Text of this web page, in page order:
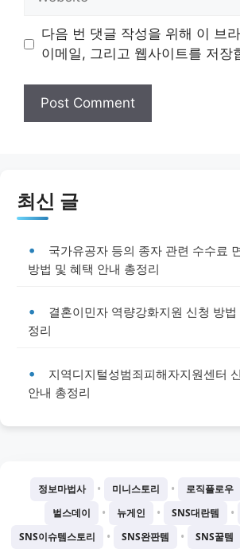
다음 번 댓글 작성을 위해 이 브
이메일, 그리고 웹사이트를 저장
최신 글
국가유공자 등의 종자 관련 수수료
방법 및 혜택 안내 총정리
결혼이민자 역량강화지원 신청 방
정리
지역디지털성범죄피해자지원센터
안내 총정리
정보마법사 • 미니스토리 • 로직플로우
벌스데이 • 뉴게인 • SNS대란템 •
SNS이슈템스토리 • SNS완판템 • SNS꿀템